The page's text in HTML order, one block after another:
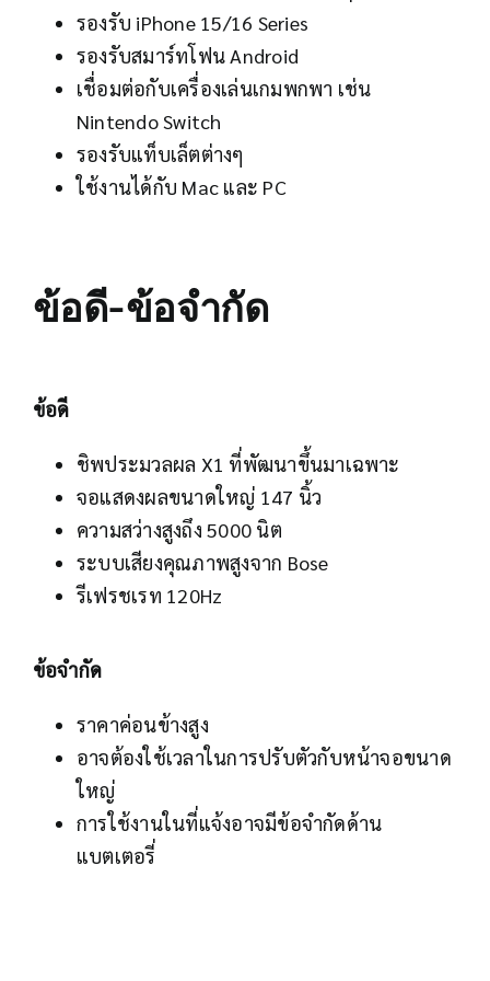
รองรับ iPhone 15/16 Series
รองรับสมาร์ทโฟน Android
เชื่อมต่อกับเครื่องเล่นเกมพกพา เช่น
Nintendo Switch
รองรับแท็บเล็ตต่างๆ
ใช้งานได้กับ Mac และ PC
ข้อดี-ข้อจำกัด
ข้อดี
ชิพประมวลผล X1 ที่พัฒนาขึ้นมาเฉพาะ
จอแสดงผลขนาดใหญ่ 147 นิ้ว
ความสว่างสูงถึง 5000 นิต
ระบบเสียงคุณภาพสูงจาก Bose
รีเฟรชเรท 120Hz
ข้อจำกัด
ราคาค่อนข้างสูง
อาจต้องใช้เวลาในการปรับตัวกับหน้าจอขนาด
ใหญ่
การใช้งานในที่แจ้งอาจมีข้อจำกัดด้าน
แบตเตอรี่